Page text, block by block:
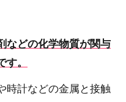
などの化学物質が関与
す。
時計などの金属と接触